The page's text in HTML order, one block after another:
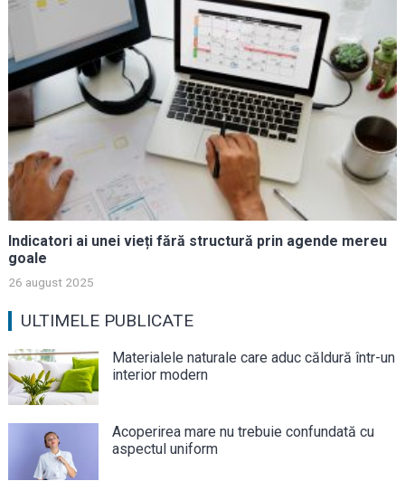
Indicatori ai unei vieți fără structură prin agende mereu
goale
26 august 2025
ULTIMELE PUBLICATE
Materialele naturale care aduc căldură într-un
interior modern
Acoperirea mare nu trebuie confundată cu
aspectul uniform